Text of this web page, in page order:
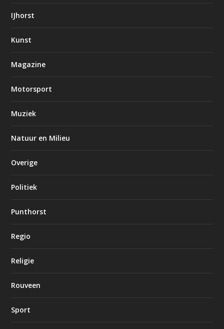
IJhorst
Kunst
Magazine
Motorsport
Muziek
Natuur en Milieu
Overige
Politiek
Punthorst
Regio
Religie
Rouveen
Sport